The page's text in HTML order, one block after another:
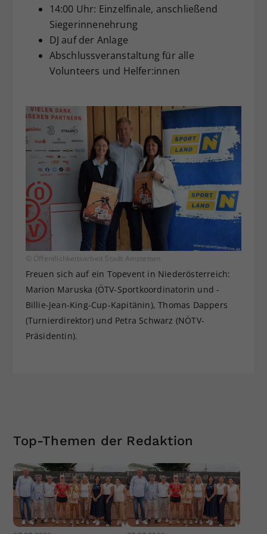
14:00 Uhr: Einzelfinale, anschließend
Siegerinnenehrung
DJ auf der Anlage
Abschlussveranstaltung für alle
Volunteers und Helfer:innen
© Öffentlichkeitsarbeit Stadt Amstetten
Freuen sich auf ein Topevent in Niederösterreich:
Marion Maruska (ÖTV-Sportkoordinatorin und -
Billie-Jean-King-Cup-Kapitänin), Thomas Dappers
(Turnierdirektor) und Petra Schwarz (NÖTV-
Präsidentin).
Top-Themen der Redaktion